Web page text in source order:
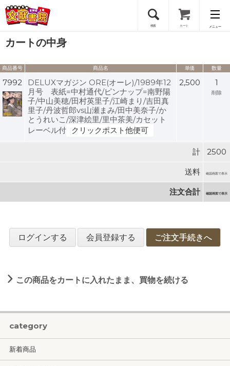
検索 カート メニュー
会員登録
ログイン
カートの中身
商品番号 商品名 単価 数量
7992
DELUXマガジン ORE(オーレ)/1989年12
月号 表紙=中村通代/ピンナップ=南野陽
子/中山美穂/田村英里子/江崎まり/吉田真
里子/丹波哲郎vs山瀬まみ/田中美奈子/か
とうれいこ/深津絵里/里中茶美/カセット
レーベル付
クリックポスト他便可
2,500 1
削除
計 2500
送料 確認画面で表示
注文合計 確認画面で表示
ログインする 会員登録する ご注文手続きへ
この商品をカートに入れたまま、買物を続ける
category
新着商品